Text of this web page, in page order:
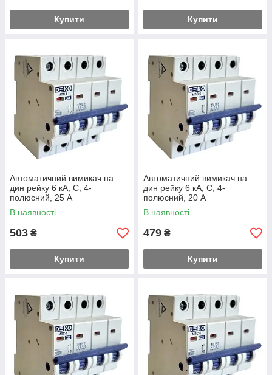
Купити Купити
Автоматичний вимикач на
дин рейку 6 кА, С, 4-
полюсний, 25 А
В наявності
503 ₴
Купити
Автоматичний вимикач на
дин рейку 6 кА, С, 4-
полюсний, 20 А
В наявності
479 ₴
Купити